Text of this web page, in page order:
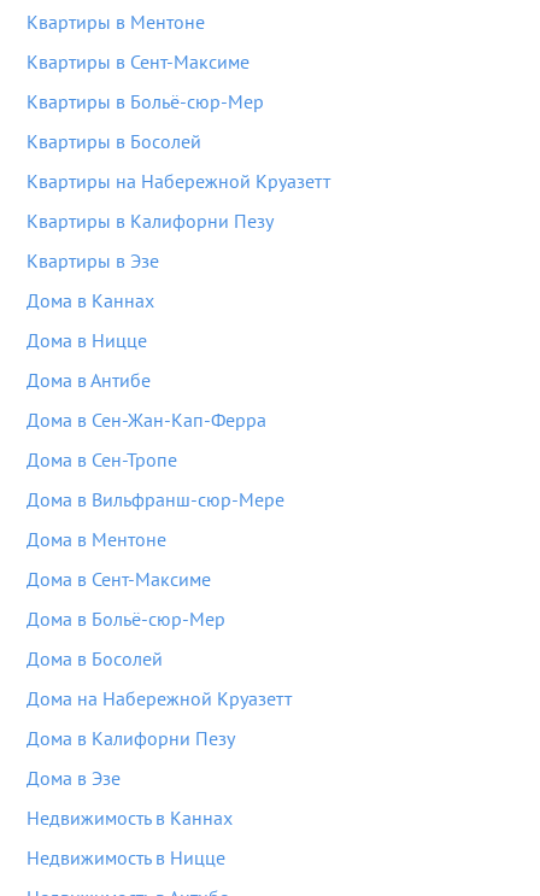
Квартиры в Ментоне
Квартиры в Сент-Максиме
Квартиры в Больё-сюр-Мер
Квартиры в Босолей
Квартиры на Набережной Круазетт
Квартиры в Калифорни Пезу
Квартиры в Эзе
Дома в Каннах
Дома в Ницце
Дома в Антибе
Дома в Сен-Жан-Кап-Ферра
Дома в Сен-Тропе
Дома в Вильфранш-сюр-Мере
Дома в Ментоне
Дома в Сент-Максиме
Дома в Больё-сюр-Мер
Дома в Босолей
Дома на Набережной Круазетт
Дома в Калифорни Пезу
Дома в Эзе
Недвижимость в Каннах
Недвижимость в Ницце